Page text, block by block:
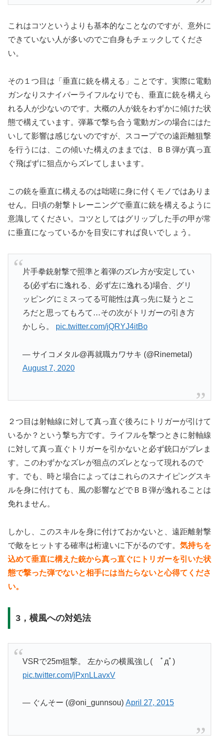
これはコツというよりも基本的なことなのですが、意外に
できていない人が多いのでご自身もチェックしてくださ
い。
その１つ目は「垂直に銃を構える」ことです。実際に電動
ガンなりスナイパーライフルなりでも、垂直に銃を構えら
れる人が少ないのです。大概の人が銃をわずかに傾けた状
態で構えています。弾幕で撃ち合う電動ガンの場合にはた
いして影響は感じないのですが、スコープでの遠距離狙撃
を行うには、この傾いた構えのままでは、ＢＢ弾が真っ直
ぐ飛ばずに狙点からズレてしまいます。
この銃を垂直に構えるのは咄嗟に身に付くモノではありま
せん。日頃の射撃トレーニングで垂直に銃を構えるように
意識してください。コツとしてはグリップした手の甲が常
に垂直になっているかを目安にすれば良いでしょう。
片手拳銃射撃で照準と着弾のズレ方が安定してい
る(必ず右に逸れる、必ず左に逸れる)場合、グリ
ッピングにミスってる可能性は真っ先に疑うとこ
ろだと思ってもろて…その次がトリガーの引き方
かしら。 pic.twitter.com/jQRYJ4itBo
— サイコメタル@再就職カワサキ (@Rinemetal)
August 7, 2020
２つ目は射軸線に対して真っ直ぐ後ろにトリガーが引けて
いるか？という撃ち方です。ライフルを撃つときに射軸線
に対して真っ直ぐトリガーを引かないと必ず銃口がブレま
す。このわずかなズレが狙点のズレとなって現れるので
す。でも、時と場合によってはこれらのスナイピングスキ
ルを身に付けても、風の影響などでＢＢ弾が逸れることは
免れません。
しかし、このスキルを身に付けておかないと、遠距離射撃
で敵をヒットする確率は桁違いに下がるのです。 気持ちを
込めて垂直に構えた銃から真っ直ぐにトリガーを引いた状
態で撃った弾でないと相手には当たらないと心得てくださ
い。
3，横風への対処法
VSRで25m狙撃。 左からの横風強し( ﾟдﾟ)
pic.twitter.com/jPxnLLavxV
— ぐんそー (@oni_gunnsou) April 27, 2015